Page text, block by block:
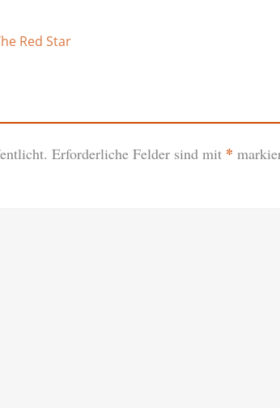
Red Star
Erforderliche Felder sind mit *